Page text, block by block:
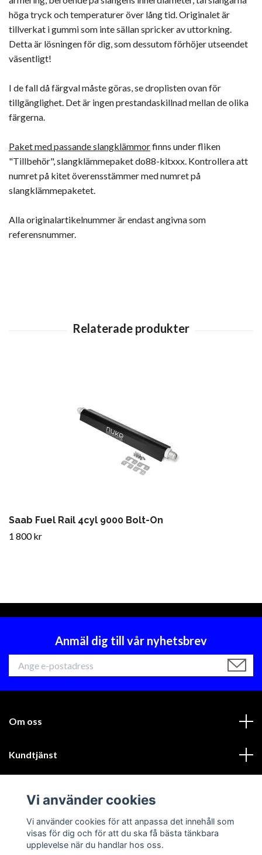
höga tryck och temperaturer över lång tid. Originalet är
tillverkat i gummi som inte sällan spricker av uttorkning.
Detta är lösningen för dig, som dessutom förhöjer utseendet
väsentligt!
I de fall då färgval måste göras, se droplisten ovan för
tillgänglighet. Det är ingen prestandaskillnad mellan de olika
färgerna.
Paket med passande slangklämmorfinns under fliken
"Tillbehör", slangklämmepaket do88-kitxxx. Kontrollera att
numret på kitet överensstämmer med numret på
slangklämmepaketet.
Alla originalartikelnummer är endast angivna som
referensnummer.
Saab Fuel Rail 4cyl 9000 Bolt-On
1 800 kr
Anmäl dig till vår nyhetsbrev
Om oss
Kundtjänst
Sociala medier
Vi använder cookies
Vi använder cookies för att anpassa det innehåll som
visas för dig och för att du ska få bästa tänkbara
upplevelse när du handlar hos oss.